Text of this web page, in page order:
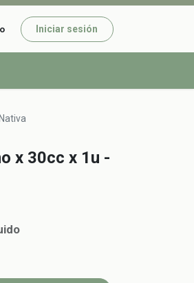
Iniciar sesión
x 30cc x 1u -